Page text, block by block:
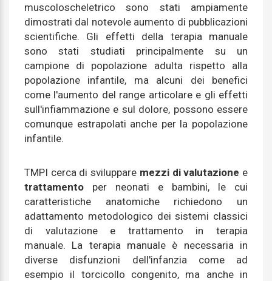
muscoloscheletrico sono stati ampiamente
dimostrati dal notevole aumento di pubblicazioni
scientifiche. Gli effetti della terapia manuale
sono stati studiati principalmente su un
campione di popolazione adulta rispetto alla
popolazione infantile, ma alcuni dei benefici
come l'aumento del range articolare e gli effetti
sull'infiammazione e sul dolore, possono essere
comunque estrapolati anche per la popolazione
infantile.
TMPI cerca di sviluppare mezzi di valutazione e
trattamento per neonati e bambini, le cui
caratteristiche anatomiche richiedono un
adattamento metodologico dei sistemi classici
di valutazione e trattamento in terapia
manuale. La terapia manuale è necessaria in
diverse disfunzioni dell'infanzia come ad
esempio il torcicollo congenito, ma anche in